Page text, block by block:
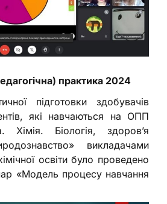
практика 2024
підготовки здобувачів
які навчаються на ОПП
Хімія. Біологія, здоров’я
викладачами
освіти було проведено
«Модель процесу навчання